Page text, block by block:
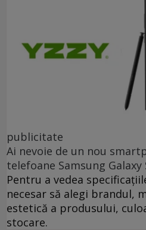
publicitate
Ai nevoie de un nou
telefoane Samsung Galaxy
Pentru a vedea
necesar să alegi brandul,
estetică a produsului,
stocare.